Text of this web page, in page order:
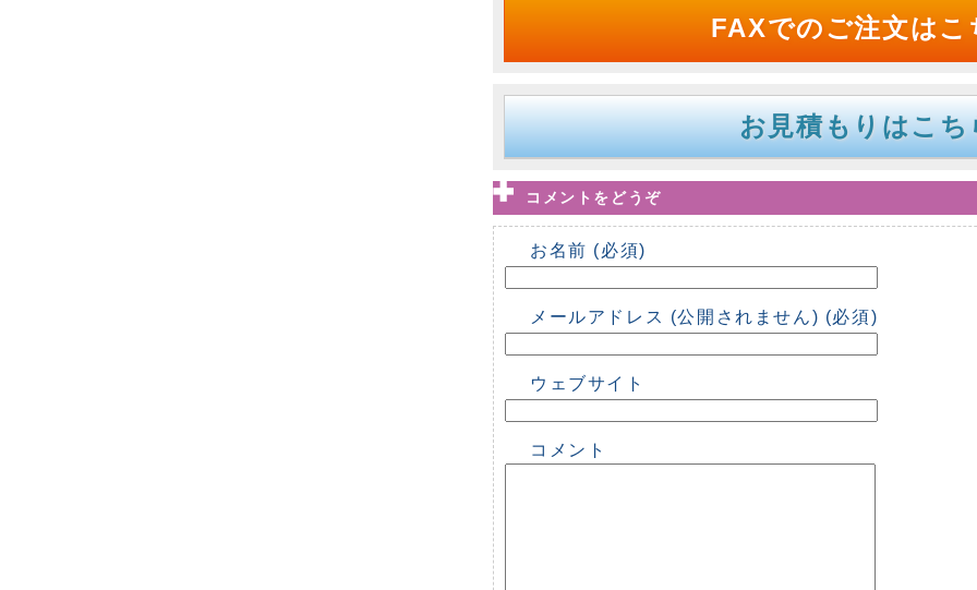
FAXでのご注文はこ
お見積もりはこち
コメントをどうぞ
お名前 (必須)
メールアドレス (公開されません) (必須)
ウェブサイト
コメント